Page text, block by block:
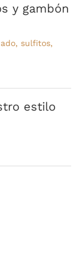
y gambón
sulfitos,
estilo